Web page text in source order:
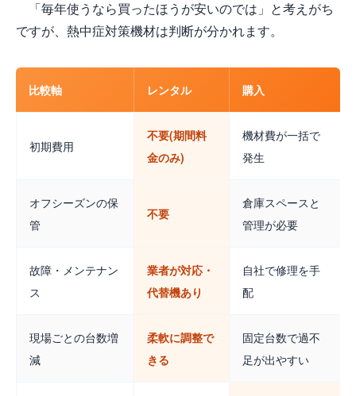
「毎年使うなら買ったほうが安いのでは」と考えがち
ですが、熱中症対策機材は判断が分かれます。
比較軸 レンタル 購入
初期費用
不要(期間料
金のみ)
機材費が一括で
発生
オフシーズンの保
管
不要
倉庫スペースと
管理が必要
故障・メンテナン
ス
業者が対応・
代替機あり
自社で修理を手
配
現場ごとの台数増
減
柔軟に調整で
きる
固定台数で過不
足が出やすい